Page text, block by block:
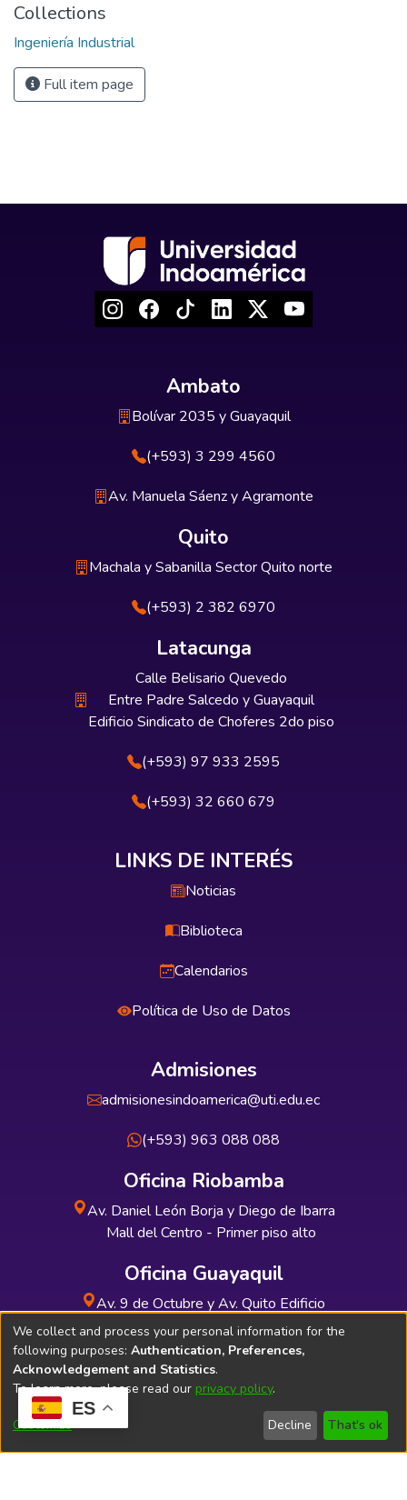
ES
Collections
Ingeniería Industrial
Full item page
Ambato
Bolívar 2035 y Guayaquil
(+593) 3 299 4560
Av. Manuela Sáenz y Agramonte
Quito
Machala y Sabanilla Sector Quito norte
(+593) 2 382 6970
Latacunga
Calle Belisario Quevedo
Entre Padre Salcedo y Guayaquil
Edificio Sindicato de Choferes 2do piso
(+593) 97 933 2595
(+593) 32 660 679
LINKS DE INTERÉS
Noticias
Biblioteca
Calendarios
Política de Uso de Datos
Admisiones
admisionesindoamerica@uti.edu.ec
(+593) 963 088 088
Oficina Riobamba
Av. Daniel León Borja y Diego de Ibarra
Mall del Centro - Primer piso alto
Oficina Guayaquil
Av. 9 de Octubre y Av. Quito Edificio
INDUAUTO - Planta baja
Soporte Técnico Bibliolatino.com
We collect and process your personal information for the
following purposes: Authentication, Preferences,
Acknowledgement and Statistics.
To learn more, please read our privacy policy.
Customize Decline That's ok